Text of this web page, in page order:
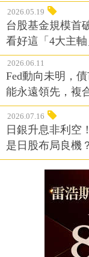
2026.05.19
台股基金規模首
看好這「4大主軸
2026.06.11
Fed動向未明，
能永遠領先，複
2026.07.16
日銀升息非利空
是日股布局良機？